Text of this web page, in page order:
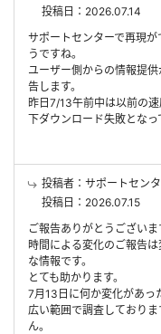
投稿日：2026.07.14
サポートセンターで再現
うですね。
ユーザー側からの情報提
告します。
昨日7/13午前中は以前の
下ダウンロード失敗となっ
投稿者：サポートセン
投稿日：2026.07.15
ご報告ありがとうございま
時間による変化のご報告
な情報です。
とても助かります。
7月13日に何か変化があっ
広い範囲で調査しており
ん。